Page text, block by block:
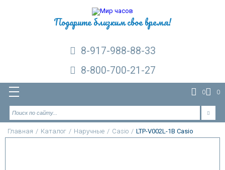
Подарите близким свое время!
8-917-988-88-33
8-800-700-21-27
0 0
Главная / Каталог / Наручные / Casio / LTP-V002L-1B Casio